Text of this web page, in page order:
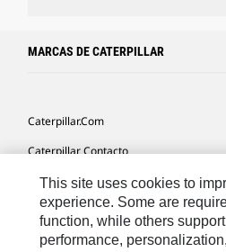
MARCAS DE CATERPILLAR
Caterpillar.com
Caterpillar Contacto
Mis Preferencias De Marketing
Site Map
Cookie Settings
This site uses cookies to
experience. Some are
function, while others
performance,